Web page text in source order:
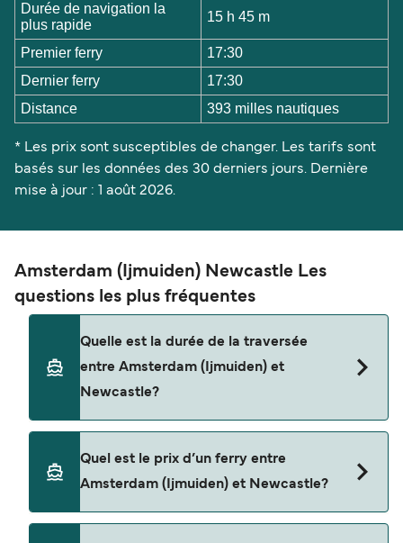
Durée de navigation la
plus rapide
15 h 45 m
Premier ferry
17:30
Dernier ferry
17:30
Distance
393 milles nautiques
* Les prix sont susceptibles de changer. Les tarifs sont
basés sur les données des 30 derniers jours. Dernière
mise à jour : 1 août 2026.
Amsterdam (Ijmuiden) Newcastle Les
questions les plus fréquentes
Quelle est la durée de la traversée
entre Amsterdam (Ijmuiden) et
Newcastle?
Newcastle est d'environ 16 heures 45 minutes. La
durée des traversées peut varier d'une saison à
l'autre. Nous vous conseillons donc de vérifier ce
Quel est le prix d’un ferry entre
Amsterdam (Ijmuiden) et Newcastle?